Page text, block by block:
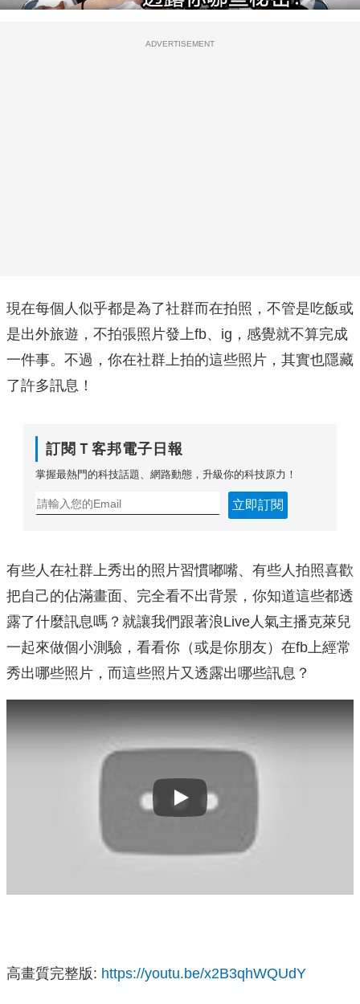
ADVERTISEMENT
現在每個人似乎都是為了社群而在拍照，不管是吃飯或
是出外旅遊，不拍張照片發上fb、ig，感覺就不算完成
一件事。不過，你在社群上拍的這些照片，其實也隱藏
了許多訊息！
訂閱Ｔ客邦電子日報
掌握最熱門的科技話題、網路動態，升級你的科技原力！
立即訂閱
有些人在社群上秀出的照片習慣嘟嘴、有些人拍照喜歡
把自己的佔滿畫面、完全看不出背景，你知道這些都透
露了什麼訊息嗎？就讓我們跟著浪Live人氣主播克萊兒
一起來做個小測驗，看看你（或是你朋友）在fb上經常
秀出哪些照片，而這些照片又透露出哪些訊息？
Play
高畫質完整版: https://youtu.be/x2B3qhWQUdY